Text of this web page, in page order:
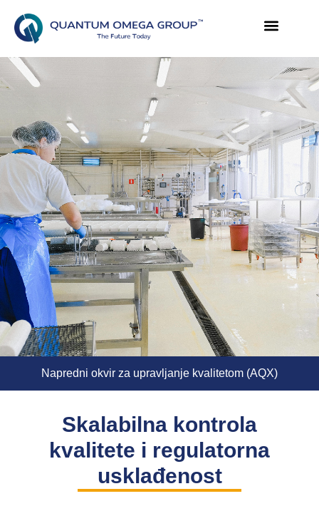
Napredni okvir za upravljanje kvalitetom (AQX)
Skalabilna kontrola
kvalitete i regulatorna
usklađenost